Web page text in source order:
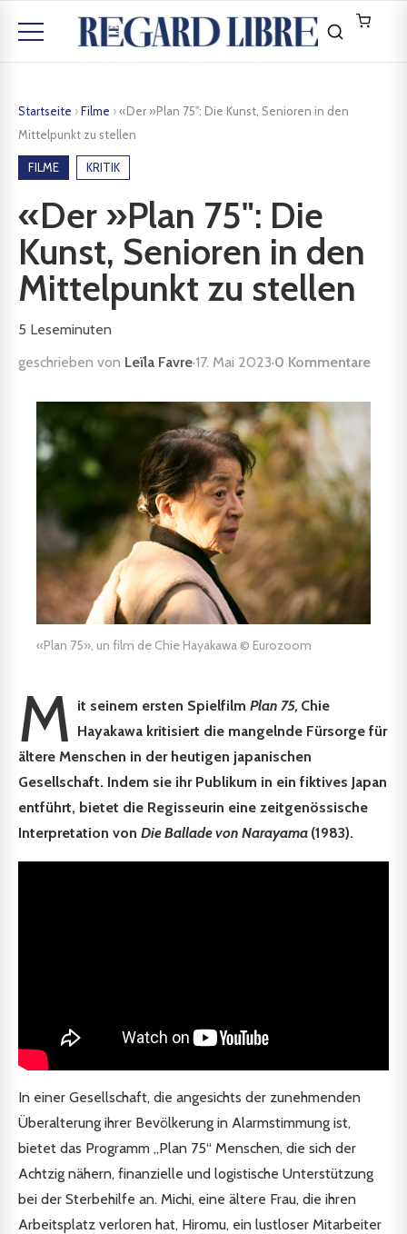
Startseite ›Filme ›«Der »Plan 75": Die Kunst, Senioren in den
Mittelpunkt zu stellen
FILME KRITIK
«Der »Plan 75": Die
Kunst, Senioren in den
Mittelpunkt zu stellen
5 Leseminuten
geschrieben von Leïla Favre·17. Mai 2023·0 Kommentare
«Plan 75», un film de Chie Hayakawa © Eurozoom
M it seinem ersten SpielfilmPlan 75, Chie
Hayakawa kritisiert die mangelnde Fürsorge für
ältere Menschen in der heutigen japanischen
Gesellschaft. Indem sie ihr Publikum in ein fiktives Japan
entführt, bietet die Regisseurin eine zeitgenössische
Interpretation von Die Ballade von Narayama (1983).
In einer Gesellschaft, die angesichts der zunehmenden
Überalterung ihrer Bevölkerung in Alarmstimmung ist,
bietet das Programm „Plan 75“ Menschen, die sich der
Achtzig nähern, finanzielle und logistische Unterstützung
bei der Sterbehilfe an. Michi, eine ältere Frau, die ihren
Arbeitsplatz verloren hat, Hiromu, ein lustloser Mitarbeiter